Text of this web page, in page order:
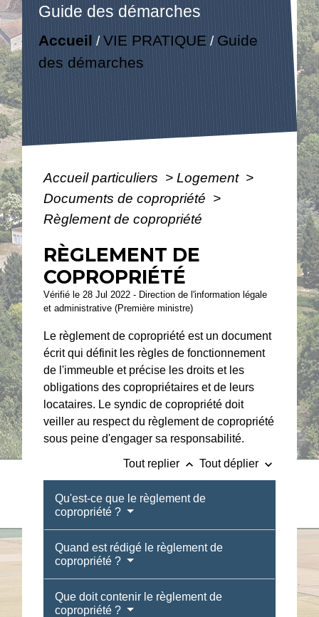
Guide des démarches
Accueil /VIE PRATIQUE / Guide
des démarches
Accueil particuliers > Logement >
Documents de copropriété >
Règlement de copropriété
RÈGLEMENT DE
COPROPRIÉTÉ
Vérifié le 28 Jul 2022 - Direction de l'information légale
et administrative (Première ministre)
Le règlement de copropriété est un document
écrit qui définit les règles de fonctionnement
de l'immeuble et précise les droits et les
obligations des copropriétaires et de leurs
locataires. Le syndic de copropriété doit
veiller au respect du règlement de copropriété
sous peine d'engager sa responsabilité.
Tout replier keyboard_arrow_up Tout déplier keyboard_arrow_down
Qu'est-ce que le règlement de
copropriété ?
Quand est rédigé le règlement de
copropriété ?
Que doit contenir le règlement de
copropriété ?